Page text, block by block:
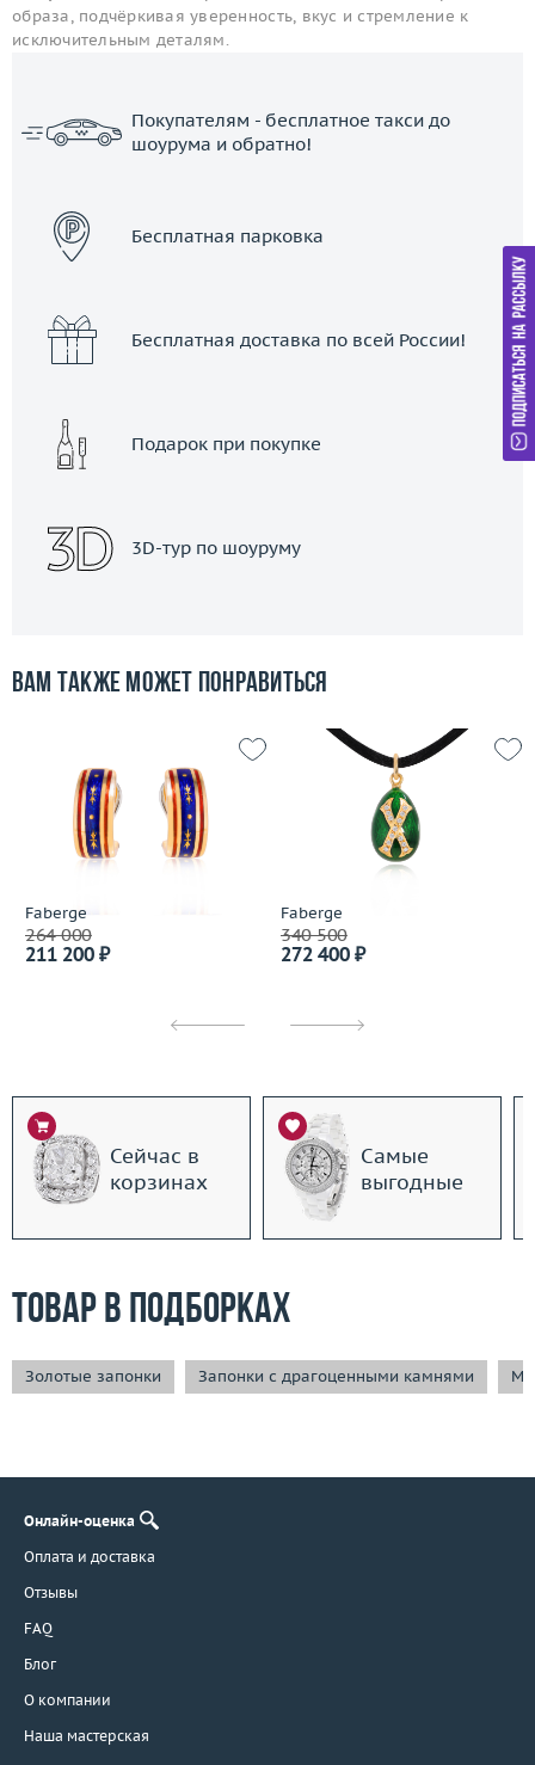
образа, подчёркивая уверенность, вкус и стремление к
исключительным деталям.
Покупателям - бесплатное такси до
шоурума и обратно!
Бесплатная парковка
Бесплатная доставка по всей России!
Подарок при покупке
3D-тур по шоуруму
Вам также может понравиться
Faberge
264 000
211 200 ₽
Faberge
340 500
272 400 ₽
Сейчас в
корзинах
Самые
выгодные
Товар в подборках
Золотые запонки Запонки с драгоценными камнями
Онлайн-оценка
Оплата и доставка
Отзывы
FAQ
Блог
О компании
Наша мастерская